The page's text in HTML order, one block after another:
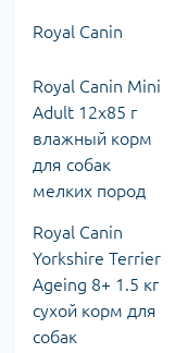
Royal Canin
Royal Canin Mini
Adult 12х85 г
влажный корм
для собак
мелких пород
Royal Canin
Yorkshire Terrier
Ageing 8+ 1.5 кг
сухой корм для
собак